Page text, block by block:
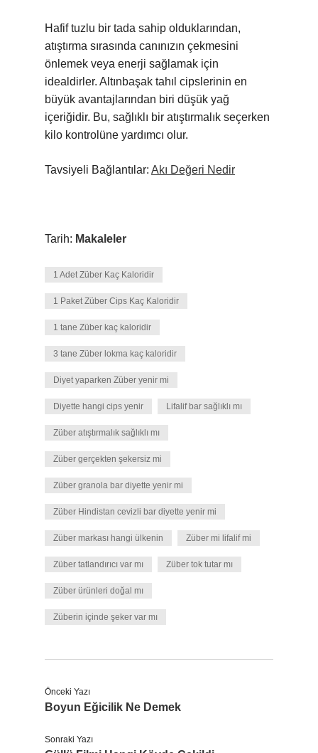
Hafif tuzlu bir tada sahip olduklarından,
atıştırma sırasında canınızın çekmesini
önlemek veya enerji sağlamak için
idealdirler. Altınbaşak tahıl cipslerinin en
büyük avantajlarından biri düşük yağ
içeriğidir. Bu, sağlıklı bir atıştırmalık seçerken
kilo kontrolüne yardımcı olur.
Tavsiyeli Bağlantılar: Akı Değeri Nedir
Tarih: Makaleler
1 Adet Züber Kaç Kaloridir
1 Paket Züber Cips Kaç Kaloridir
1 tane Züber kaç kaloridir
3 tane Züber lokma kaç kaloridir
Diyet yaparken Züber yenir mi
Diyette hangi cips yenir Lifalif bar sağlıklı mı
Züber atıştırmalık sağlıklı mı
Züber gerçekten şekersiz mi
Züber granola bar diyette yenir mi
Züber Hindistan cevizli bar diyette yenir mi
Züber markası hangi ülkenin Züber mi lifalif mi
Züber tatlandırıcı var mı Züber tok tutar mı
Züber ürünleri doğal mı
Züberin içinde şeker var mı
Önceki Yazı
Boyun Eğicilik Ne Demek
Sonraki Yazı